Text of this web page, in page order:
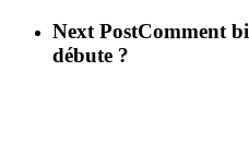
Next PostComment
débute ?